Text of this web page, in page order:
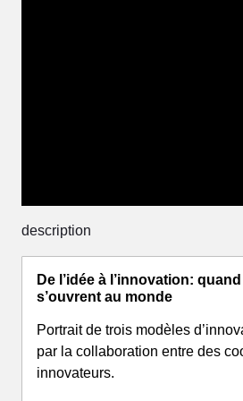
description
De l’idée à l’innovation:
s’ouvrent au monde
Portrait de trois modèles
par la collaboration entre des
innovateurs.